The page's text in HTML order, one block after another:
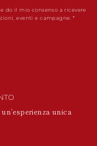
e do il mio consenso a ricevere
eventi e campagne.
unica